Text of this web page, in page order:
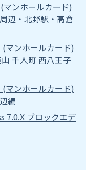
ンホールカード)
辺・北野駅・高倉
マンホールカード)
千人町 西八王子
マンホールカード)
編
7.0.X ブロックエデ